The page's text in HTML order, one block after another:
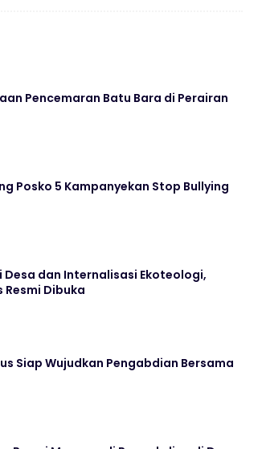
Pencemaran Batu Bara di Perairan
Posko 5 Kampanyekan Stop Bullying
dan Internalisasi Ekoteologi,
Resmi Dibuka
Siap Wujudkan Pengabdian Bersama